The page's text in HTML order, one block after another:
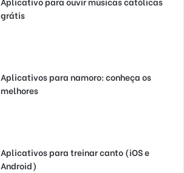
grátis
Aplicativos para namoro: conheça os
melhores
Aplicativos para treinar canto (iOS e
Android)